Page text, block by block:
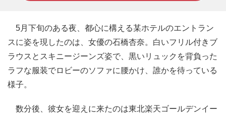
5月下旬のある夜、都心に構える某ホテルのエントラン
スに姿を現したのは、女優の石橋杏奈。白いフリル付きブ
ラウスとスキニージーンズ姿で、黒いリュックを背負った
ラフな服装でロビーのソファに腰かけ、誰かを待っている
様子。
数分後、彼女を迎えに来たのは東北楽天ゴールデンイー